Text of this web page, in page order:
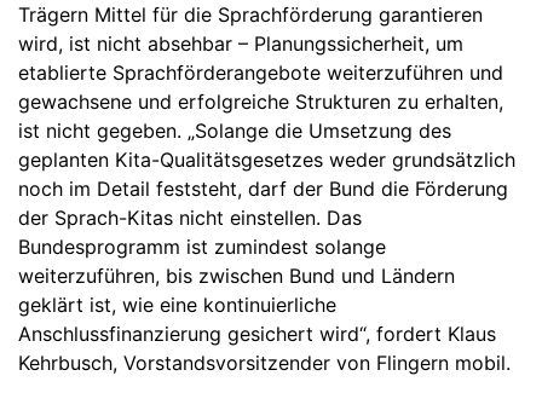
Trägern Mittel für die Sprachförderung garantieren
wird, ist nicht absehbar – Planungssicherheit, um
etablierte Sprachförderangebote weiterzuführen und
gewachsene und erfolgreiche Strukturen zu erhalten,
ist nicht gegeben. „Solange die Umsetzung des
geplanten Kita-Qualitätsgesetzes weder grundsätzlich
noch im Detail feststeht, darf der Bund die Förderung
der Sprach-Kitas nicht einstellen. Das
Bundesprogramm ist zumindest solange
weiterzuführen, bis zwischen Bund und Ländern
geklärt ist, wie eine kontinuierliche
Anschlussfinanzierung gesichert wird“, fordert Klaus
Kehrbusch, Vorstandsvorsitzender von Flingern mobil.